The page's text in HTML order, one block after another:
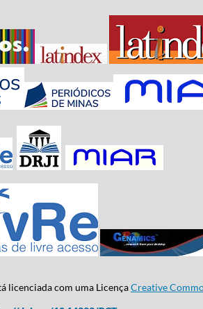
licenciada com uma LicençaCreative